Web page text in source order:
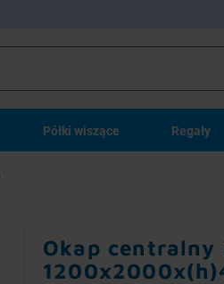
Półki wiszące Regały
Okap